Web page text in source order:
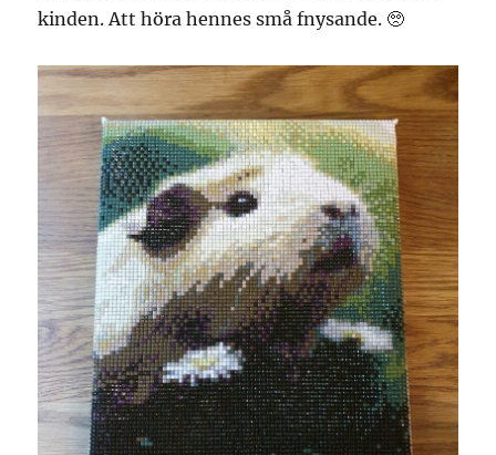
kinden. Att höra hennes små fnysande. 🥺